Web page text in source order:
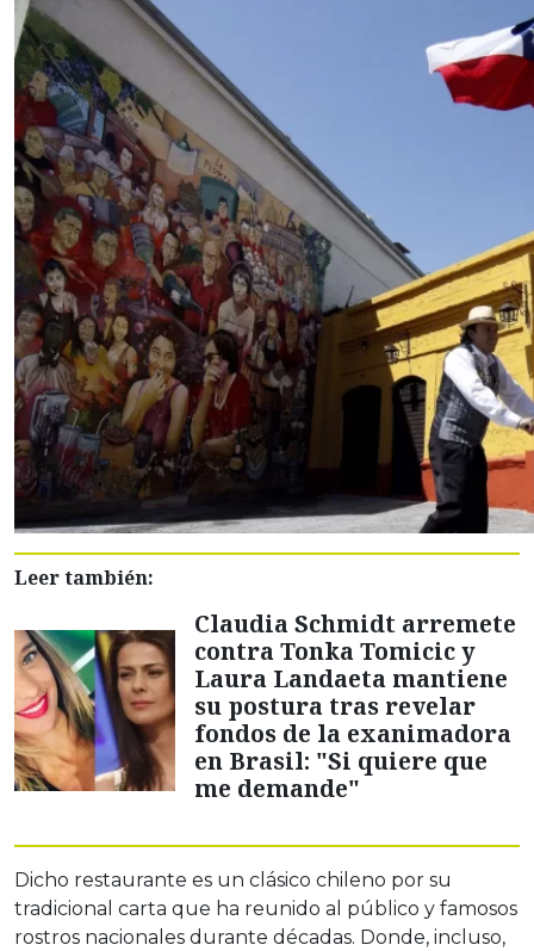
Leer también:
Claudia Schmidt arremete
contra Tonka Tomicic y
Laura Landaeta mantiene
su postura tras revelar
fondos de la exanimadora
en Brasil: "Si quiere que
me demande"
Dicho restaurante es un clásico chileno por su
tradicional carta que ha reunido al público y famosos
rostros nacionales durante décadas. Donde, incluso,